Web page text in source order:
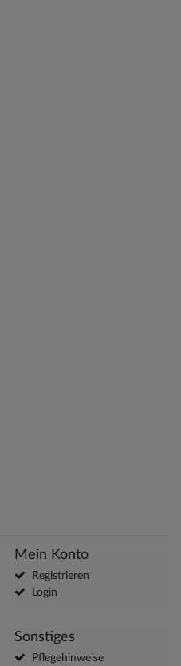
Mein Konto
Registrieren
Login
Sonstiges
Pflegehinweise